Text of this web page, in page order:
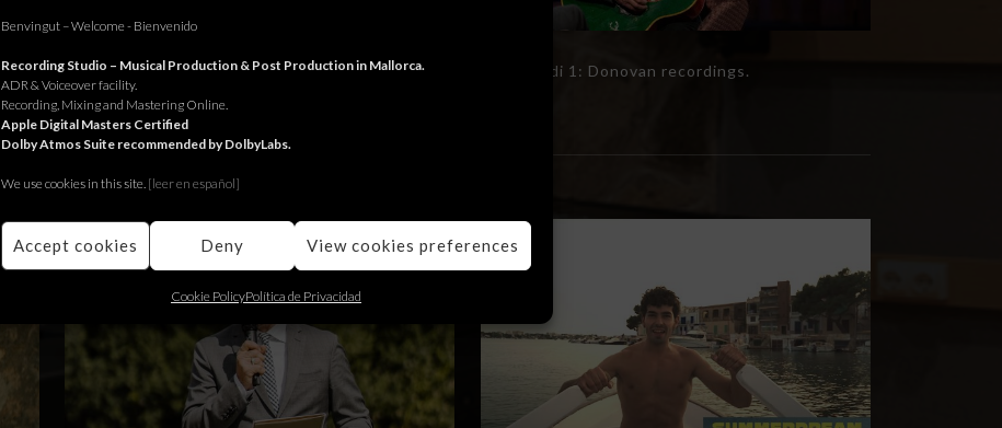
Benvingut – Welcome - Bienvenido
Recording Studio – Musical Production & Post Production in Mallorca.
ADR & Voiceover facility.
Recording, Mixing and Mastering Online.
Apple Digital Masters Certified
Dolby Atmos Suite recommended by DolbyLabs.
We use cookies in this site. [leer en español]
Accept cookies Deny View cookies preferences
Cookie PolicyPolítica de Privacidad
Estudi 2: Marco Zanni per Hyundai. Estudi 1: Donovan recordings.